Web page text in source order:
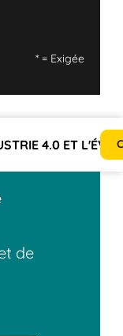
*= Exigée
4.0 ET
de